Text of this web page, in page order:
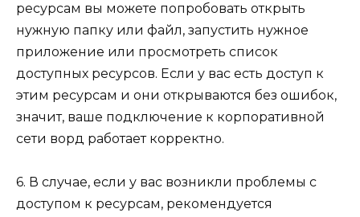
ресурсам вы можете попробовать открыть
нужную папку или файл, запустить нужное
приложение или просмотреть список
доступных ресурсов. Если у вас есть доступ к
этим ресурсам и они открываются без ошибок,
значит, ваше подключение к корпоративной
сети ворд работает корректно.
6. В случае, если у вас возникли проблемы с
доступом к ресурсам, рекомендуется